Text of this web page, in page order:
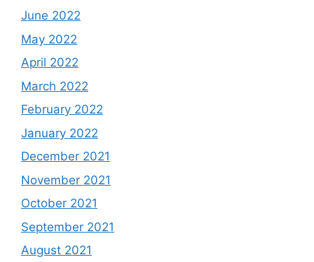
June 2022
May 2022
April 2022
March 2022
February 2022
January 2022
December 2021
November 2021
October 2021
September 2021
August 2021